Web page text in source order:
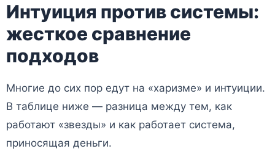
Интуиция против системы:
жесткое сравнение
подходов
Многие до сих пор едут на «харизме» и интуиции.
В таблице ниже — разница между тем, как
работают «звезды» и как работает система,
приносящая деньги.